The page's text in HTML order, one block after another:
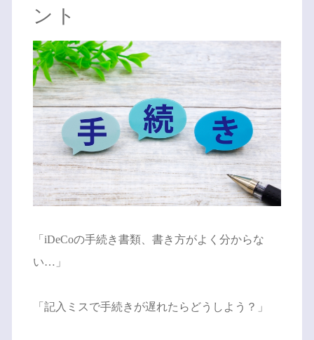
ント
「iDeCoの手続き書類、書き方がよく分からな
い…」
「記入ミスで手続きが遅れたらどうしよう？」